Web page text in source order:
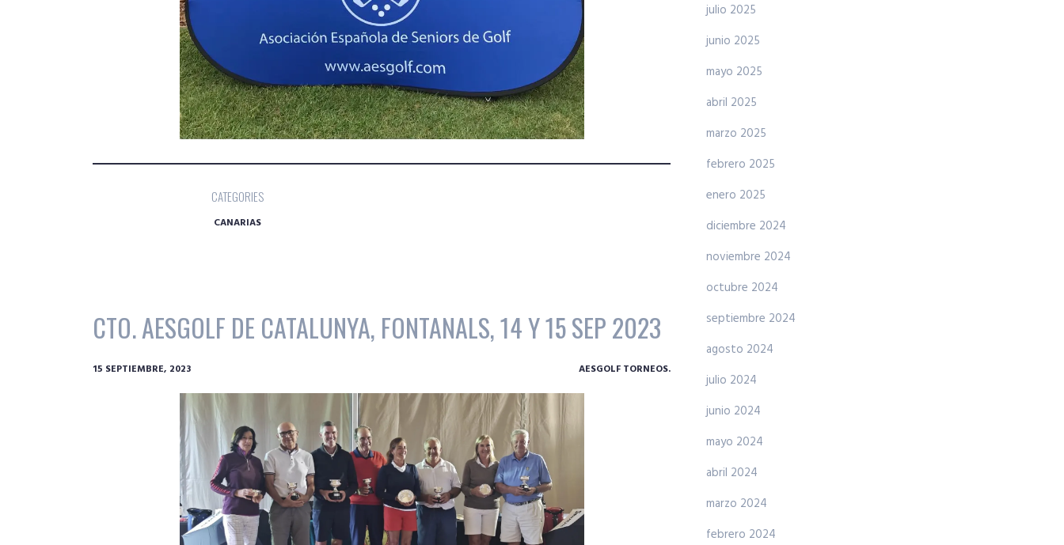
CATEGORIES
CANARIAS
CTO. AESGOLF DE CATALUNYA, FONTANALS, 14 Y 15 SEP 2023
15 SEPTIEMBRE, 2023 AESGOLF TORNEOS.
julio 2025
junio 2025
mayo 2025
abril 2025
marzo 2025
febrero 2025
enero 2025
diciembre 2024
noviembre 2024
octubre 2024
septiembre 2024
agosto 2024
julio 2024
junio 2024
mayo 2024
abril 2024
marzo 2024
febrero 2024